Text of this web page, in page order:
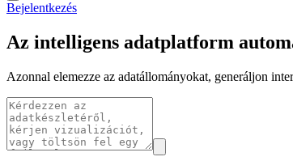
Bejelentkezés
Az intelligens adatplatform
Azonnal elemezze az adatállományokat, generáljon